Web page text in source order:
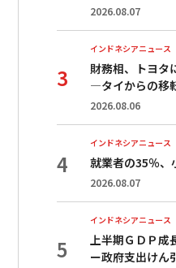
2026.08.07
インドネシアニュース
財務相、トヨタ
—タイからの移
2026.08.06
インドネシアニュース
就業者の35％、
2026.08.07
インドネシアニュース
上半期ＧＤＰ成
ー政府支出けん